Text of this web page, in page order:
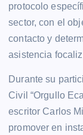
protocolo
sector, con el
contacto y
asistencia
Durante su
Civil “Orgullo
escritor Carlos
promover en